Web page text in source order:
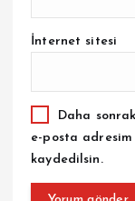
İnternet sitesi
Daha
e-posta
kaydedilsin.